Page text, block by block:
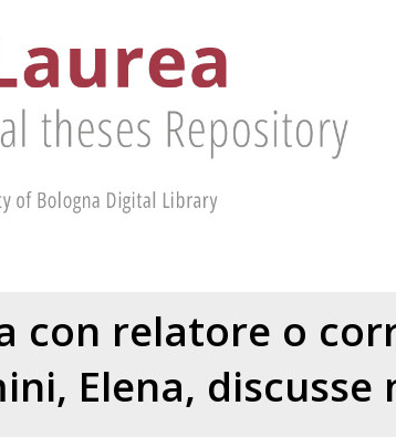
con relatore o
Elena, discusse